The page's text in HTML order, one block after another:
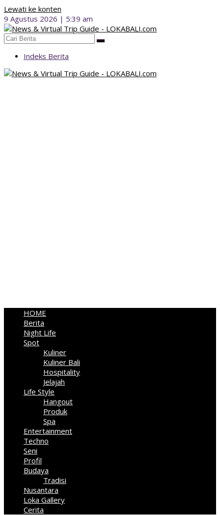
Lewati ke konten
9 Agustus 2026 | 5:39 am
Indeks Berita
HOME
Berita
Night Life
Spot
Kuliner
Kuliner Bali
Hospitality
Jelajah
Life Style
Hangout
Produk
Spa
Entertainment
Techno
Seni
Profil
Budaya
Tradisi
Nusantara
Loka Gallery
Cerita